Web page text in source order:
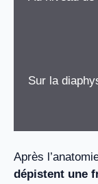
Sur la
Après
dépistent une